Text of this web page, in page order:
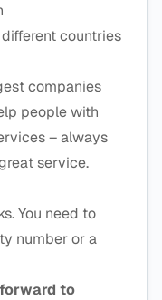
countries
companies
people with
– always
service.
You need to
number or a
to